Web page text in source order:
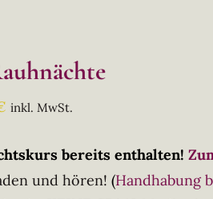
inkl. MwSt.
bereits enthalten!
und hören!(Handhabung